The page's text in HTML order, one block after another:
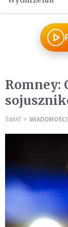
Romney:
ŚWIAT